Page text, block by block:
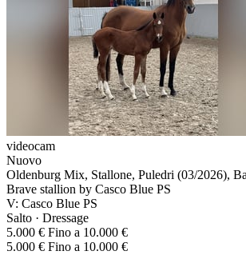
videocam
Nuovo
Oldenburg Mix, Stallone, Puledri (03/2026),
Brave stallion by Casco Blue PS
V: Casco Blue PS
Salto · Dressage
5.000 € Fino a 10.000 €
5.000 € Fino a 10.000 €